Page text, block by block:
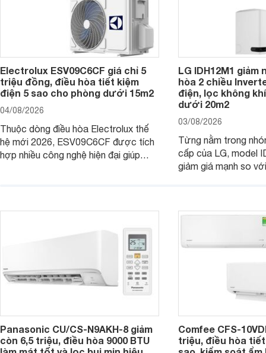
Electrolux ESV09C6CF giá chỉ 5
triệu đồng, điều hòa tiết kiệm
điện 5 sao cho phòng dưới 15m2
04/08/2026
Thuộc dòng điều hòa Electrolux thế
hệ mới 2026, ESV09C6CF được tích
hợp nhiều công nghệ hiện đại giúp
LG IDH12M1 giảm
hòa 2 chiều
điện, lọc không
dưới 20m2
03/08/2026
Từng nằm trong
cấp của LG, model
giảm giá mạnh so
đại.
Panasonic CU/CS-N9AKH-8 giảm
còn 6,5 triệu, điều hòa 9000 BTU
Comfee CFS-
triệu, điều hòa